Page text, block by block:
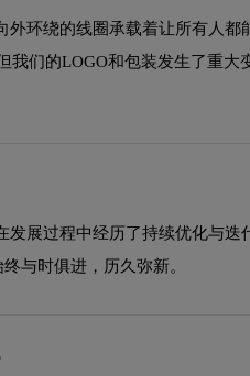
环绕的线圈承载着让所有人
我们的LOGO和包装发生了重
发展过程中经历了持续优化与
与时俱进，历久弥新。